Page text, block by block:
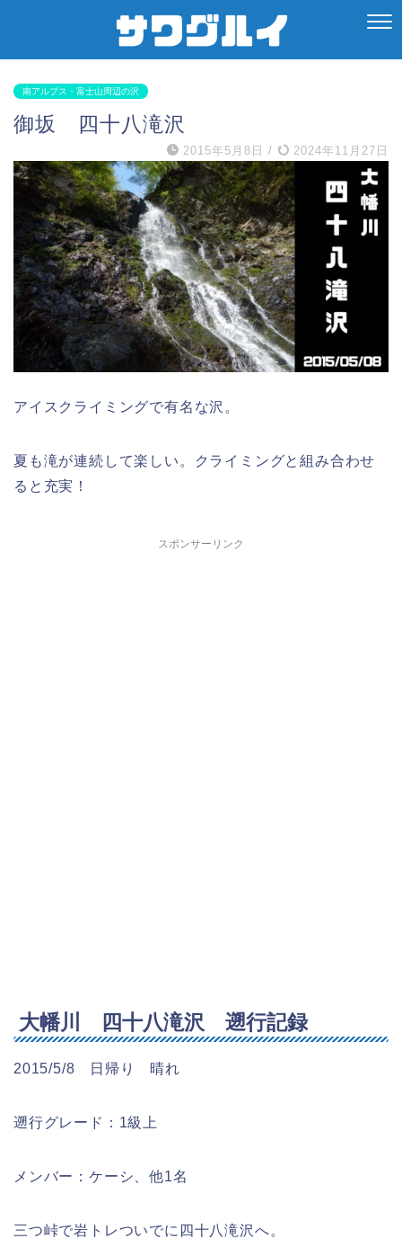
南アルプス・富士山周辺の沢
御坂 四十八滝沢
2015年5月8日 / 2024年11月27日
アイスクライミングで有名な沢。
夏も滝が連続して楽しい。クライミングと組み合わせ
ると充実！
スポンサーリンク
大幡川 四十八滝沢 遡行記録
2015/5/8 日帰り 晴れ
遡行グレード：1級上
メンバー：ケーシ、他1名
三つ峠で岩トレついでに四十八滝沢へ。